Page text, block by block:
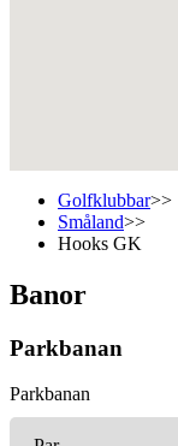
Golfklubbar>>
Småland>>
Hooks GK
Banor
Parkbanan
Parkbanan